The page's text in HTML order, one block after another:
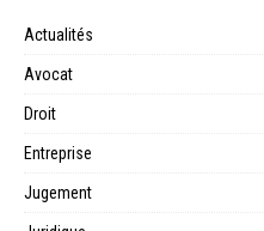
Actualités
Avocat
Droit
Entreprise
Jugement